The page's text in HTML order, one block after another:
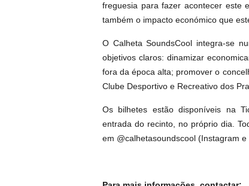
freguesia para fazer acontecer este
também o impacto económico que
O Calheta SoundsCool integra-se
objetivos claros: dinamizar
fora da época alta; promover o
Clube Desportivo e Recreativo dos
Os bilhetes estão disponíveis na
entrada do recinto, no próprio dia.
em @calhetasoundscool (Instagram e